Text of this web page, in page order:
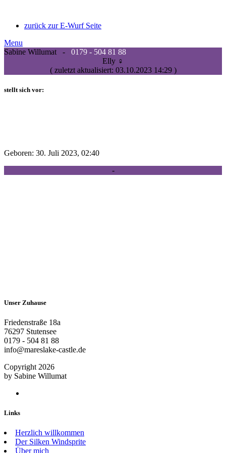
zurück zur E-Wurf Seite
Menu
Sabine Willumat - 0179 - 504 81 88
Elly ♀
( zuletzt aktualisiert: 03.10.2023 14:29)
stellt sich vor:
Geboren: 30. Juli 2023, 02:40
-
Unser Zuhause
Friedenstraße 18a
76297 Stutensee
0179 - 504 81 88
info@mareslake-castle.de
Copyright 2026
by Sabine Willumat
Links
Herzlich willkommen
Der Silken Windsprite
Über mich